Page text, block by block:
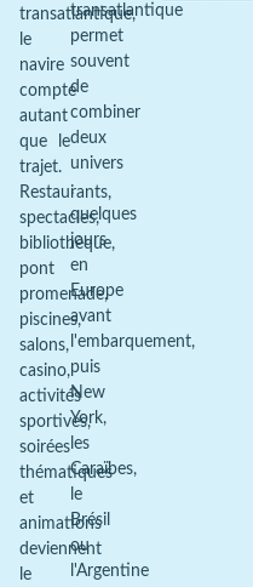
transatlantique,
le
navire
compte
autant
que le
trajet.
Restaurants,
spectacles,
bibliothèque,
pont
promenade,
piscines,
salons,
casino,
activités
sportives,
soirées
thématiques
et
animations
deviennent
le
transatlantique
permet
souvent
de
combiner
deux
univers
:
quelques
jours
en
Europe
avant
l'embarquement,
puis
New
York,
les
Caraïbes,
le
Brésil
ou
l'Argentine